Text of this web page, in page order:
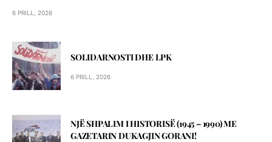
6 PRILL, 2026
SOLIDARNOSTI DHE LPK
6 PRILL, 2026
NJË SHPALIM I HISTORISË (1945 – 1990) ME
GAZETARIN DUKAGJIN GORANI!